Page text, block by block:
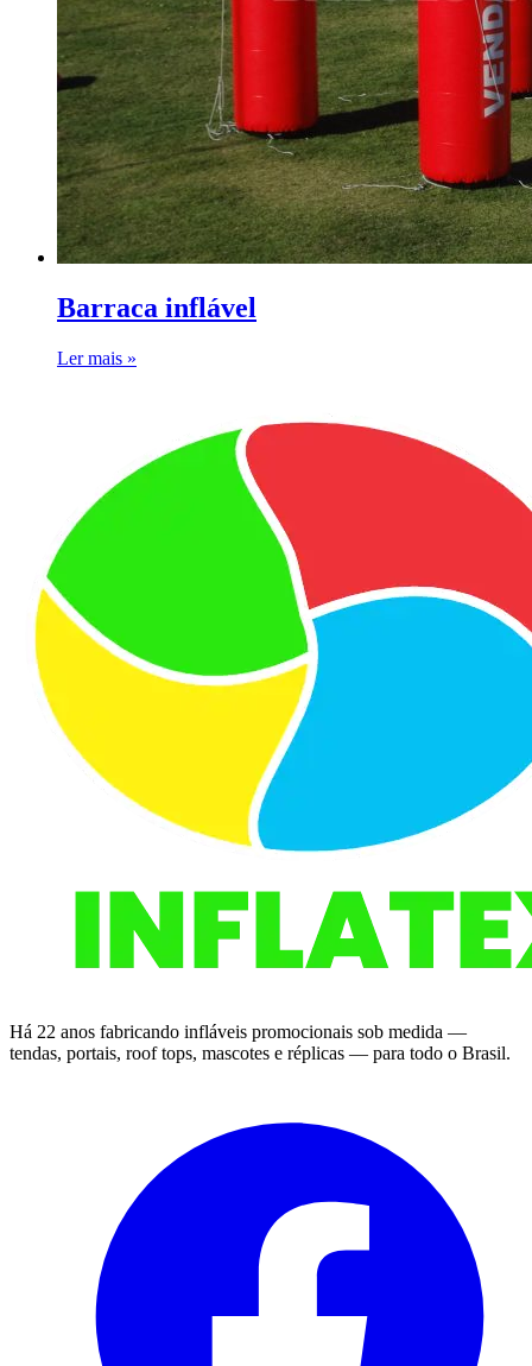
Barraca inflável
Ler mais »
Há 22 anos fabricando infláveis promocionais sob medida —
tendas, portais, roof tops, mascotes e réplicas — para todo o Brasil.